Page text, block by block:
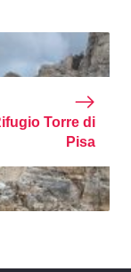
Torre di
Pisa